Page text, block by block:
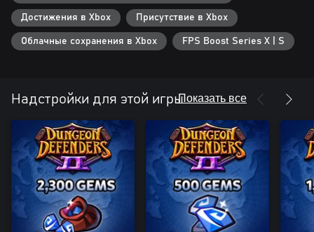
Достижения в Xbox Присутствие в Xbox
Облачные сохранения в Xbox FPS Boost Series X | S
Надстройки для этой игрыПоказать все